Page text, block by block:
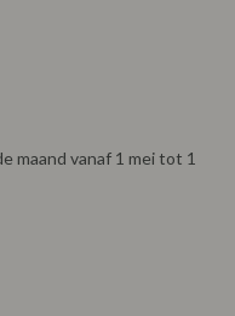
maand vanaf 1 mei tot 1